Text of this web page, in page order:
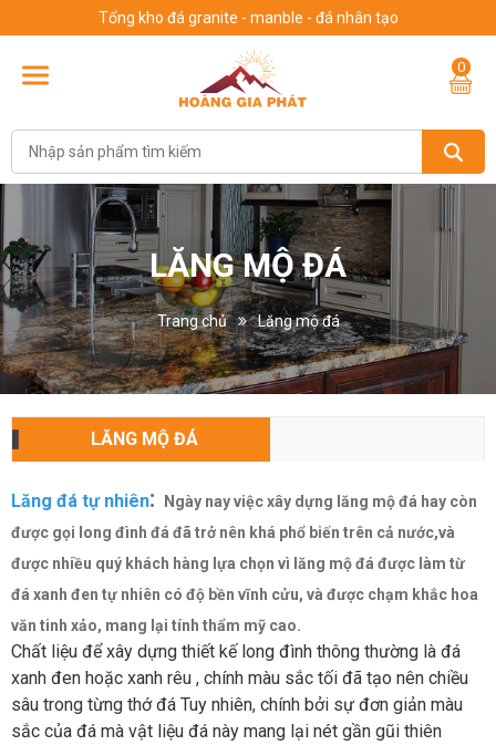
Tổng kho đá granite - manble - đá nhân tạo
0
LĂNG MỘ ĐÁ
Trang chủ Lăng mộ đá
LĂNG MỘ ĐÁ
Lăng đá tự nhiên:
Ngày nay việc xây dựng lăng mộ đá hay còn
được gọi long đình đá đã trở nên khá phổ biến trên cả nước,và
được nhiều quý khách hàng lựa chọn vì lăng mộ đá được làm từ
đá xanh đen tự nhiên có độ bền vĩnh cửu, và được chạm khắc hoa
văn tinh xảo, mang lại tính thẩm mỹ cao.
Chất liệu để xây dựng thiết kế long đình thông thường là đá
xanh đen hoặc xanh rêu , chính màu sắc tối đã tạo nên chiều
sâu trong từng thớ đá Tuy nhiên, chính bởi sự đơn giản màu
sắc của đá mà vật liệu đá này mang lại nét gần gũi thiên